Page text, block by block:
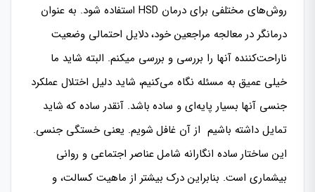
روش‌های مختلفی برای درمان HSD استفاده شود. به عنوان
درمانگر در معالجه مراجعین خود، دلایل احتمالی وضعیت
ناراحت‌کننده آنها را بررسی و بررسی میکنم. البته شاید ما
خیلی عمیق به مسئله نگاه می‌کنیم، شاید دلیل اختلال عملکرد
جنسی آنها بسیار پایه‌ای و ساده باشد. آنقدر ساده که شاید
تمایل داشته باشیم از آن غافل شویم. یعنی خستگی جنسی.
این ساختار ساده انگارانه شامل عناصر اجتماعی و روانی
بیشماری است. بنابراین درک بیشتر از ماهیت کسالت، و